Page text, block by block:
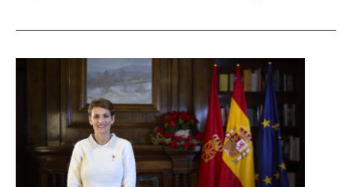
lehendakariordeak eta Jean Jacques Lasserre Pirinio
Atlantikoetako Departamenduaren Kontseiluko
presidenteak parte hartu dute Nafarroako Jauregian izan
den ekitaldi instituzionalean. Esan...